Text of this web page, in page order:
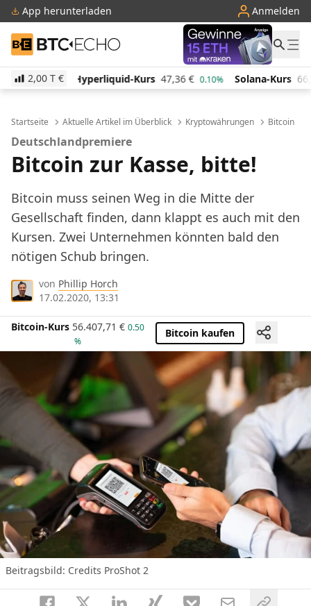
App herunterladen Anmelden
BTC-ECHO
2,00 T €
Kurs 47,36 € 0.10% Solana-Kurs 66,42 € 0.70% TRON-Kurs
Startseite Aktuelle Artikel im Überblick Kryptowährungen Bitcoin
Deutschlandpremiere
Bitcoin zur Kasse, bitte!
Bitcoin muss seinen Weg in die Mitte der
Gesellschaft finden, dann klappt es auch mit den
Kursen. Zwei Unternehmen könnten bald den
nötigen Schub bringen.
von Phillip Horch
17.02.2020, 13:31
Bitcoin-Kurs 56.407,71 € 0.50
%
Bitcoin kaufen
Beitragsbild: Credits ProShot 2